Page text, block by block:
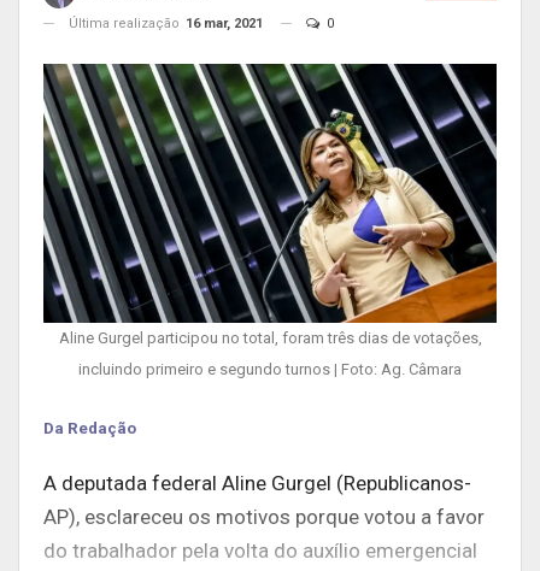
Última realização 16 mar, 2021 0
Aline Gurgel participou no total, foram três dias de votações,
incluindo primeiro e segundo turnos | Foto: Ag. Câmara
Da Redação
A deputada federal Aline Gurgel (Republicanos-
AP), esclareceu os motivos porque votou a favor
do trabalhador pela volta do auxílio emergencial